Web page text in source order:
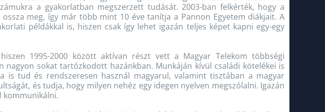
a gyakorlatban megszerzett tudását. 2003-ban felkérték, hogy a
meg, így már több mint 10 éve tanítja a Pannon Egyetem diákjait. A
példákkal is, hiszen csak így lehet igazán teljes képet kapni egy-egy
1995-2000 között aktívan részt vett a Magyar Telekom többségi
sokat tartózkodott hazánkban. Munkáján kívül családi kötelékei is
is tud és rendszeresen használ magyarul, valamint tisztában a magyar
és tudja, hogy milyen nehéz egy idegen nyelven megszólalni. Igazán
kommunikálni.